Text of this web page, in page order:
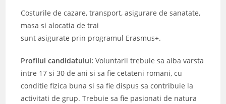
Costurile de cazare, transport, asigurare de sanatate,
masa si alocatia de trai
sunt asigurate prin programul Erasmus+.
Profilul candidatului: Voluntarii trebuie sa aiba varsta
intre 17 si 30 de ani si sa fie cetateni romani, cu
conditie fizica buna si sa fie dispus sa contribuie la
activitati de grup. Trebuie sa fie pasionati de natura